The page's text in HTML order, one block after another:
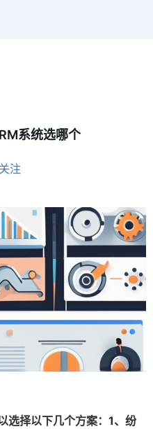
系统选哪个
关注
选择以下几个方案：1、纷